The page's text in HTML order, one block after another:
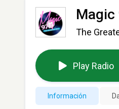
Magic
The
Play Radio
Información